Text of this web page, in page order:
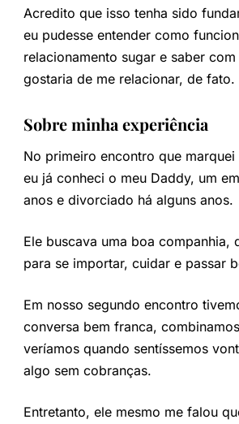
Acredito que isso tenha sido
eu pudesse entender como
relacionamento sugar e saber
gostaria de me relacionar, de fato.
Sobre minha experiência
No primeiro encontro que
eu já conheci o meu Daddy, um
anos e divorciado há alguns anos.
Ele buscava uma boa companhia,
para se importar, cuidar e passar
Em nosso segundo encontro
conversa bem franca,
veríamos quando sentíssemos
algo sem cobranças.
Entretanto, ele mesmo me falou